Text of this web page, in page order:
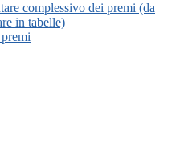
complessivo dei premi (da
in tabelle)